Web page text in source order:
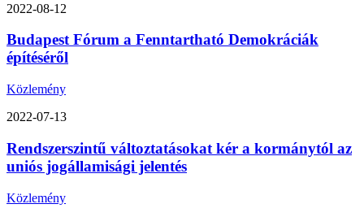
2022-08-12
Budapest Fórum a Fenntartható Demokráciák
építéséről
Közlemény
2022-07-13
Rendszerszintű változtatásokat kér a kormánytól az
uniós jogállamisági jelentés
Közlemény